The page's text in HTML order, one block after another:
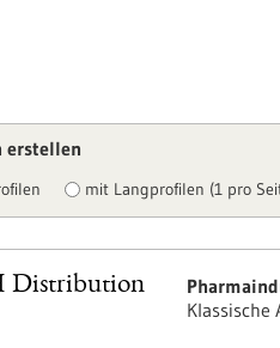
erstellen
mit Langprofilen (1 pro
Distribution